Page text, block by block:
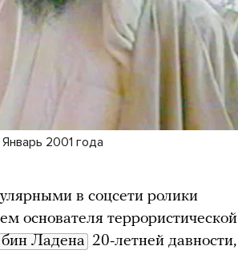
2001 года
в соцсети ролики
основателя террористической
Ладена 20-летней давности,